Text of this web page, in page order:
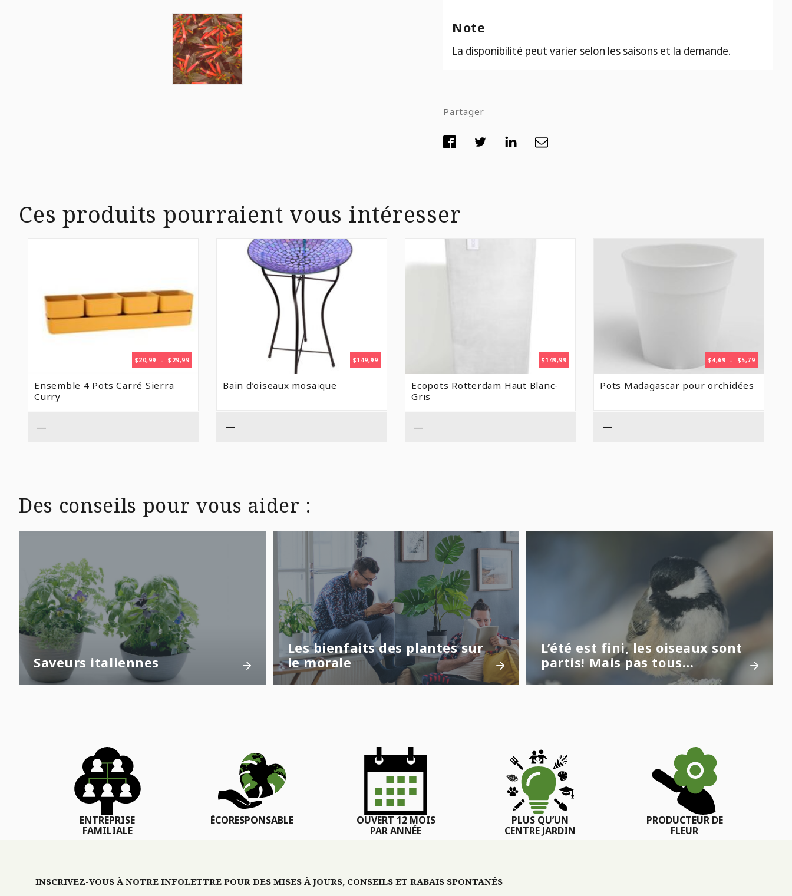
Note
La disponibilité peut varier selon les saisons et la demande.
Partager
Ces produits pourraient vous intéresser
$20,99 – $ 29,99PLAGE
DE
Ensemble 4 Pots Carré Sierra
Curry
—
$149,99
Bain d’oiseaux mosaïque
—
$149,99
Ecopots Rotterdam Haut Blanc-
Gris
—
$4,69 – $5,79PLAGE
DE
Pots Madagascar pour orchidées
—
Des conseils pour vous aider :
Saveurs italiennes
Les bienfaits des plantes sur
le morale
L’été est fini, les oiseaux sont
partis! Mais pas tous…
ENTREPRISE
FAMILIALE
ÉCORESPONSABLE
OUVERT 12 MOIS
PAR ANNÉE
PLUS QU’UN
CENTRE JARDIN
PRODUCTEUR DE
FLEUR
INSCRIVEZ-VOUS À NOTRE INFOLETTRE POUR DES MISES À JOURS, CONSEILS ET RABAIS SPONTANÉS